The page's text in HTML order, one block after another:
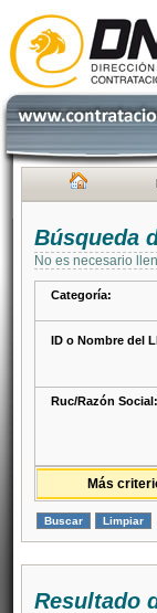
Búsqueda
No es necesario
Categoría:
ID o Nombre del
Ruc/Razón Social:
Más
Resultado